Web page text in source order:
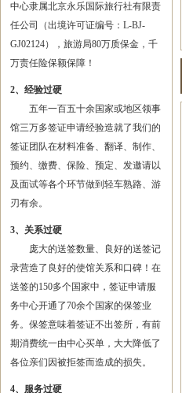
中心隶属北京永乐国际旅行社有限责
任公司（出境许可证编号：L-BJ-
GJ02124），旅游局80万质保金，千
万责任险保额保障！
2、经验过硬
五年一百五十余国家或地区领事
馆三万多签证申请经验造就了我们的
签证团队在材料准备、翻译、制作、
预约、缴费、保险、预定、发邀请以
及面试等各个环节做到轻车熟路、游
刃有余。
3、关系过硬
庞大的送签数量、良好的送签记
录营造了良好的使馆关系和口碑！在
送签的150多个国家中，签证申请服
务中心开通了70余个国家的保签业
务。保签意味着签证不出签所，有前
期消费统一由中心买单，大大降低了
各位亲们因被拒签而造成的损失。
4、服务过硬